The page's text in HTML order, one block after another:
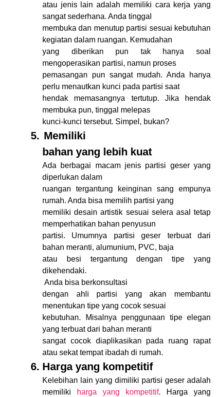
atau jenis lain adalah memiliki cara kerja yang
sangat sederhana. Anda tinggal
membuka dan menutup partisi sesuai kebutuhan
kegiatan dalam ruangan. Kemudahan
yang diberikan pun tak hanya soal
mengoperasikan partisi, namun proses
pemasangan pun sangat mudah. Anda hanya
perlu menautkan kunci pada partisi saat
hendak memasangnya tertutup. Jika hendak
membuka pun, tinggal melepas
kunci-kunci tersebut. Simpel, bukan?
5. Memiliki
bahan yang lebih kuat
Ada berbagai macam jenis partisi geser yang
diperlukan dalam
ruangan tergantung keinginan sang empunya
rumah. Anda bisa memilih partisi yang
memiliki desain artistik sesuai selera asal tetap
memperhatikan bahan penyusun
partisi. Umumnya partisi geser terbuat dari
bahan meranti, alumunium, PVC, baja
atau besi tergantung dengan tipe yang
dikehendaki.
Anda bisa berkonsultasi
dengan ahli partisi yang akan membantu
menentukan tipe yang cocok sesuai
kebutuhan. Misalnya penggunaan tipe elegan
yang terbuat dari bahan meranti
sangat cocok diaplikasikan pada ruang rapat
atau sekat tempat ibadah di rumah.
6. Harga yang kompetitif
Kelebihan lain yang dimiliki partisi geser adalah
memiliki
harga yang kompetitif. Harga yang